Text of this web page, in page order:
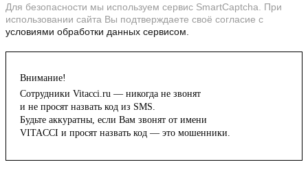
Для безопасности мы используем сервис SmartCaptcha. При
использовании сайта Вы подтверждаете своё согласие с
условиями обработки данных сервисом.
Внимание!
Сотрудники Vitacci.ru — никогда не звонят
и не просят назвать код из SMS.
Будьте аккуратны, если Вам звонят от имени
VITACCI и просят назвать код — это мошенники.